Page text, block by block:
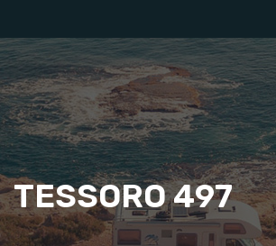
TESSORO 497